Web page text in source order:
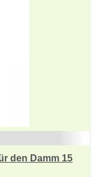
den Damm 15